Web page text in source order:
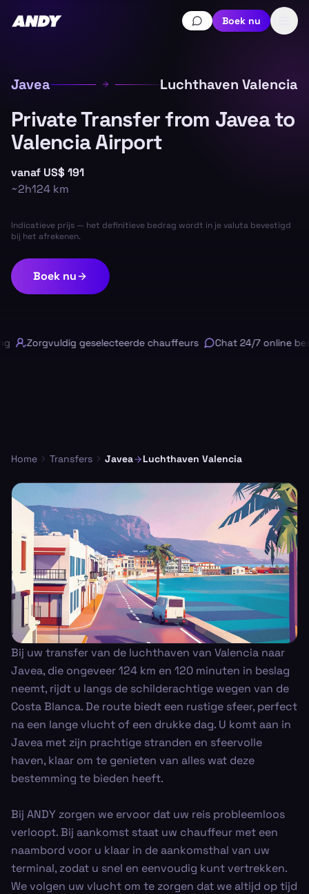
Boek nu
Javea Luchthaven Valencia
Private Transfer from Javea to
Valencia Airport
vanaf US$ 191
~2h124 km
Indicatieve prijs — het definitieve bedrag wordt in je valuta bevestigd
bij het afrekenen.
Boek nu
Zorgvuldig geselecteerde chauffeurs Chat 24/7 online
Home Transfers Javea Luchthaven Valencia
Bij uw transfer van de luchthaven van Valencia naar
Javea, die ongeveer 124 km en 120 minuten in beslag
neemt, rijdt u langs de schilderachtige wegen van de
Costa Blanca. De route biedt een rustige sfeer, perfect
na een lange vlucht of een drukke dag. U komt aan in
Javea met zijn prachtige stranden en sfeervolle
haven, klaar om te genieten van alles wat deze
bestemming te bieden heeft.
Bij ANDY zorgen we ervoor dat uw reis probleemloos
verloopt. Bij aankomst staat uw chauffeur met een
naambord voor u klaar in de aankomsthal van uw
terminal, zodat u snel en eenvoudig kunt vertrekken.
We volgen uw vlucht om te zorgen dat we altijd op tijd